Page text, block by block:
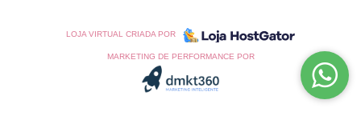
LOJA VIRTUAL CRIADA POR
MARKETING DE PERFORMANCE POR